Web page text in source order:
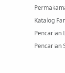
Katalog
Pencarian
Pencarian